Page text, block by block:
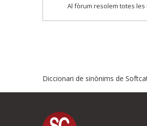
Al fòrum resolem totes les
Proposeu-nos
Diccionari de sinònims de